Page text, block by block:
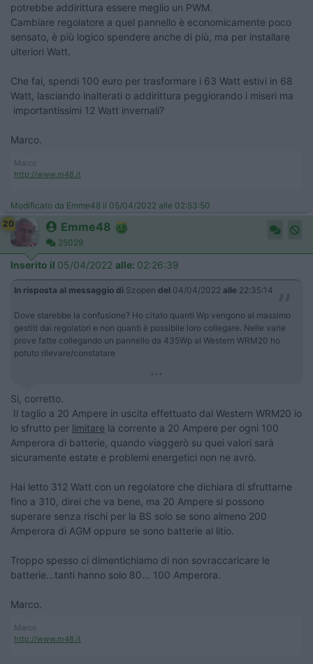
potrebbe addirittura essere meglio un PWM.
Cambiare regolatore a quel pannello è economicamente poco
sensato, è più logico spendere anche di più, ma per installare
ulteriori Watt.
Che fai, spendi 100 euro per trasformare i 63 Watt estivi in 68
Watt, lasciando inalterati o addirittura peggiorando i miseri ma
importantissimi 12 Watt invernali?
Marco.
Marco
http://www.m48.it
Modificato da Emme48 il 05/04/2022 alle 02:53:50
20
Emme48
25029
Inserito il 05/04/2022 alle: 02:26:39
In risposta al messaggio di Szopen del 04/04/2022 alle 22:35:14
Dove starebbe la confusione? Ho citato quanti Wp vengono al massimo
gestiti dai regolatori e non quanti è possibile loro collegare. Nelle varie
prove fatte collegando un pannello da 435Wp al Western WRM20 ho
potuto rilevare/constatare
...
Si, corretto.
Il taglio a 20 Ampere in uscita effettuato dal Western WRM20 io
lo sfrutto per limitare la corrente a 20 Ampere per ogni 100
Amperora di batterie, quando viaggerò su quei valori sarà
sicuramente estate e problemi energetici non ne avrò.
Hai letto 312 Watt con un regolatore che dichiara di sfruttarne
fino a 310, direi che va bene, ma 20 Ampere si possono
superare senza rischi per la BS solo se sono almeno 200
Amperora di AGM oppure se sono batterie al litio.
Troppo spesso ci dimentichiamo di non sovraccaricare le
batterie...tanti hanno solo 80... 100 Amperora.
Marco.
Marco
http://www.m48.it